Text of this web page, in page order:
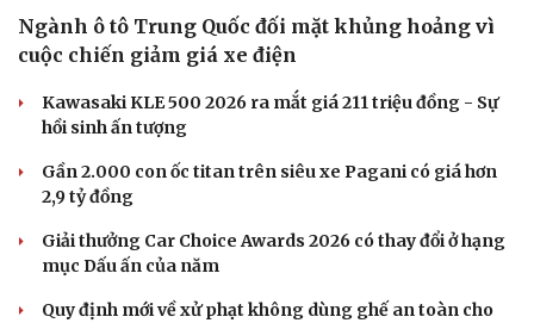
Ngành ô tô Trung Quốc đối mặt khủng hoảng vì
cuộc chiến giảm giá xe điện
Kawasaki KLE 500 2026 ra mắt giá 211 triệu đồng - Sự
hồi sinh ấn tượng
Gần 2.000 con ốc titan trên siêu xe Pagani có giá hơn
2,9 tỷ đồng
Giải thưởng Car Choice Awards 2026 có thay đổi ở hạng
mục Dấu ấn của năm
Quy định mới về xử phạt không dùng ghế an toàn cho